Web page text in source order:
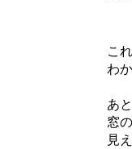
こ
わ
あ
窓
見